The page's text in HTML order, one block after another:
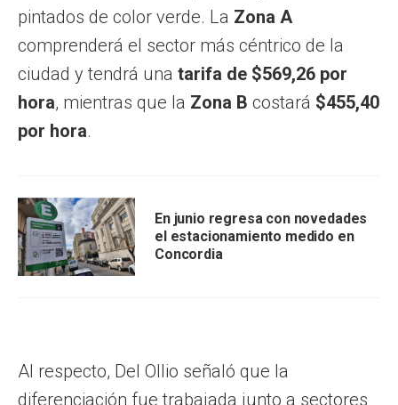
pintados de color verde. La Zona A
comprenderá el sector más céntrico de la
ciudad y tendrá una tarifa de $569,26 por
hora, mientras que la Zona B costará $455,40
por hora.
En junio regresa con novedades
el estacionamiento medido en
Concordia
Al respecto, Del Ollio señaló que la
diferenciación fue trabajada junto a sectores